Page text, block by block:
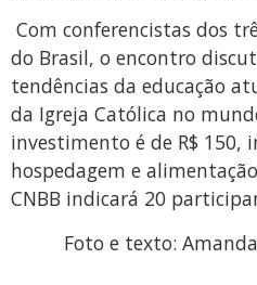
Com conferencistas dos
do Brasil, o encontro
tendências da educação
da Igreja Católica no
investimento é de R$ 150,
hospedagem e
CNBB indicará 20
Foto e texto: